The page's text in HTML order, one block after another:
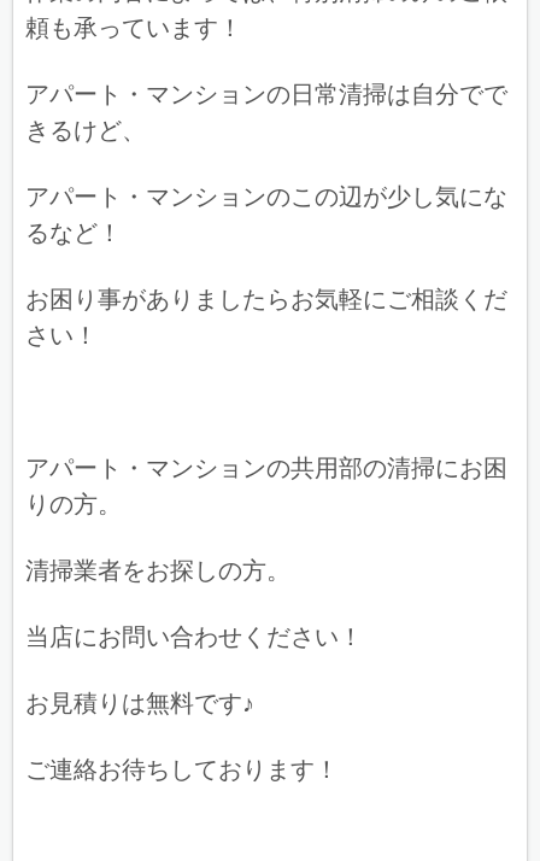
頼も承っています！
アパート・マンションの日常清掃は自分でで
きるけど、
アパート・マンションのこの辺が少し気にな
るなど！
お困り事がありましたらお気軽にご相談くだ
さい！
アパート・マンションの共用部の清掃にお困
りの方。
清掃業者をお探しの方。
当店にお問い合わせください！
お見積りは無料です♪
ご連絡お待ちしております！